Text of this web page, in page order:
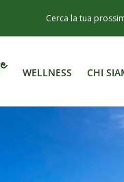
WELLNESS CHI